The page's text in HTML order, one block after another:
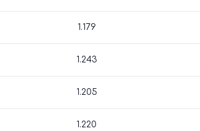
1.179
1.243
1.205
1.220